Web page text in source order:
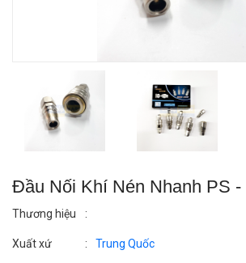
Đầu Nối Khí Nén Nhanh PS -
Thương hiệu :
Xuất xứ : Trung Quốc